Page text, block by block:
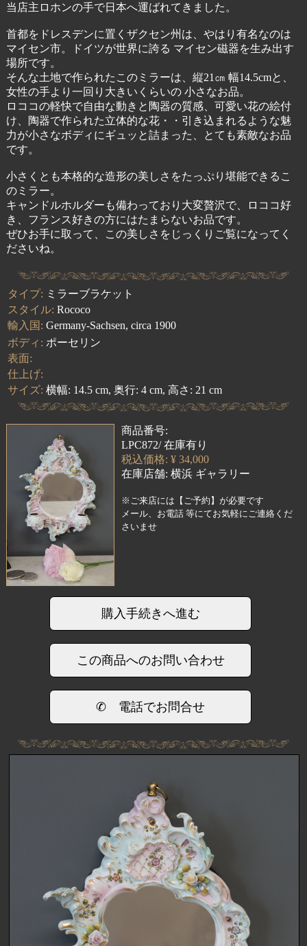
当店主ロホンの手で日本へ運ばれてきました。
首都をドレスデンに置くザクセン州は、やはり有名なのは
マイセン市。ドイツが世界に誇る マイセン磁器を生み出す
場所です。
そんな土地で作られたこのミラーは、縦21㎝ 幅14.5cmと、
女性の手より一回り大きいくらいの 小さなお品。
ロココの軽快で自由な動きと陶器の質感、可愛い花の絵付
け、陶器で作られた立体的な花・・引き込まれるような魅
力が小さなボディにギュッと詰まった、とても素敵なお品
です。
小さくとも本格的な造形の美しさをたっぷり堪能できるこ
のミラー。
キャンドルホルダーも備わっており大変贅沢で、ロココ好
き、フランス好きの方にはたまらないお品です。
ぜひお手に取って、この美しさをじっくりご覧になってく
ださいね。
タイプ: ミラーブラケット
スタイル: Rococo
輸入国: Germany-Sachsen, circa 1900
ボディ: ポーセリン
表面:
仕上げ:
サイズ: 横幅: 14.5 cm, 奥行: 4 cm, 高さ: 21 cm
商品番号:
LPC872/ 在庫有り
税込価格: ¥ 34,000
在庫店舗: 横浜 ギャラリー
※ご来店には【ご予約】が必要です
メール、お電話 等にてお気軽にご連絡くだ
さいませ